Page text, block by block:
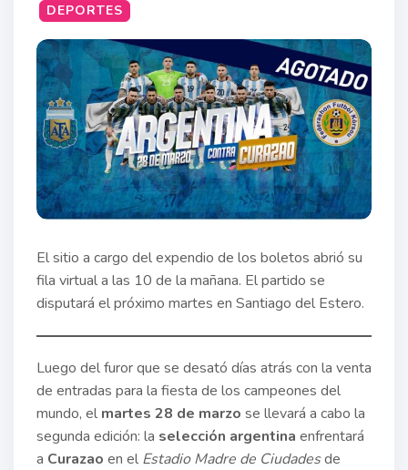
DEPORTES
El sitio a cargo del expendio de los boletos abrió su
fila virtual a las 10 de la mañana. El partido se
disputará el próximo martes en Santiago del Estero.
Luego del furor que se desató días atrás con la venta
de entradas para la fiesta de los campeones del
mundo, el martes 28 de marzo se llevará a cabo la
segunda edición: la selección argentina enfrentará
a Curazao en el Estadio Madre de Ciudadesde